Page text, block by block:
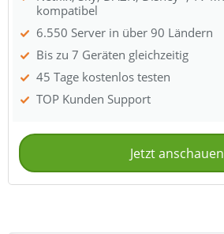
kompatibel
6.550 Server in über 90 Ländern
Bis zu 7 Geräten gleichzeitig
45 Tage kostenlos testen
TOP Kunden Support
Jetzt anschauen